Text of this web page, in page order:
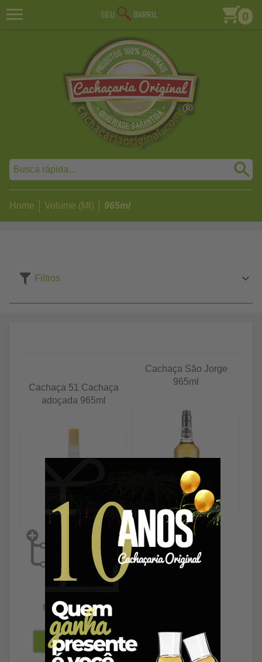
0
Home Volume (Ml) 965ml
Filtros
Cachaça 51 Cachaça
adoçada 965ml
R$ 32,87à vista
Cachaça São Jorge
965ml